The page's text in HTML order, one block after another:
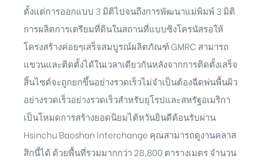
ตั้งแต่การออกแบบ 3 มิติไปจนถึงการพัฒนาแม่พิมพ์ 3 มิติ
การผลิตการเตรียมที่ดินในสถานที่แบบซิงโครนัสรอให้
โครงสร้างค่อยๆเสร็จสมบูรณ์ผลิตภัณฑ์ GMRC สามารถ
แขวนและติดตั้งได้ในเวลาเดียวกันหลังจากการติดตั้งเสร็จ
สิ้นไซต์จะถูกยกขึ้นอย่างรวดเร็วไม่จําเป็นต้องฉีดพ่นพื้นผิว
อย่างรวดเร็วอย่างรวดเร็วสําหรับยุโรปและสหรัฐอเมริกา
เป็นโหมดการสร้างยอดนิยมไต้หวันยินดีต้อนรับผ่าน
Hsinchu Baoshan Interchange คุณสามารถดูงานคลาส
สิกนี้ได้ ด้วยพื้นที่รวมมากกว่า 28,800 ตารางเมตร จํานวน